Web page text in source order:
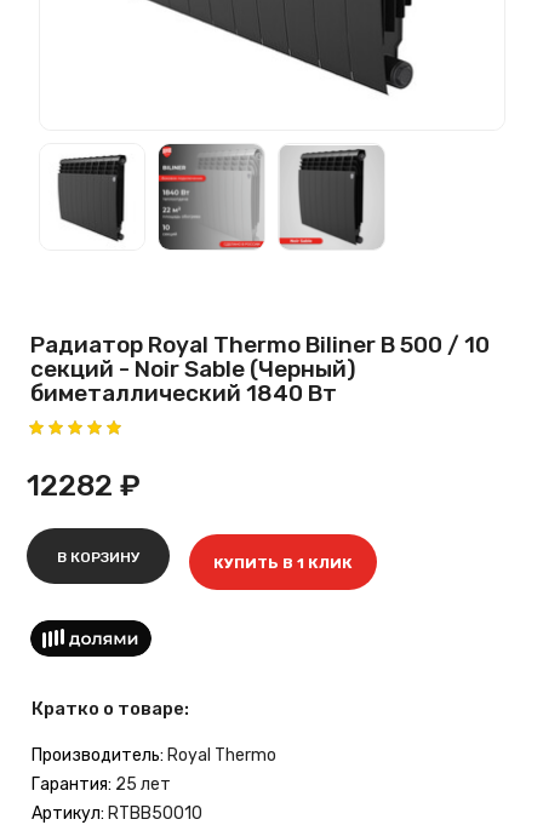
Радиатор Royal Thermo Biliner B 500 / 10
секций - Noir Sable (Черный)
биметаллический 1840 Вт
12282 ₽
В КОРЗИНУ КУПИТЬ В 1 КЛИК
Кратко о товаре:
Производитель: Royal Thermo
Гарантия: 25 лет
Артикул: RTBB50010